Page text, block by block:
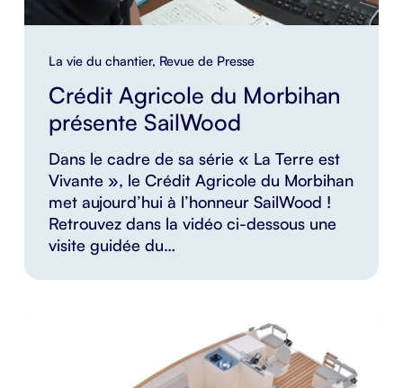
La vie du chantier, Revue de Presse
Crédit Agricole du Morbihan
présente SailWood
Dans le cadre de sa série « La Terre est
Vivante », le Crédit Agricole du Morbihan
met aujourd’hui à l’honneur SailWood !
Retrouvez dans la vidéo ci-dessous une
visite guidée du…